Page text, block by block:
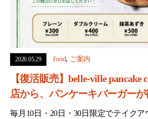
2026.05.29 food, ご案内
【復活販売】belle-ville pancake
店から、パンケーキバーガーが
毎月10日・20日・30日限定でテイク